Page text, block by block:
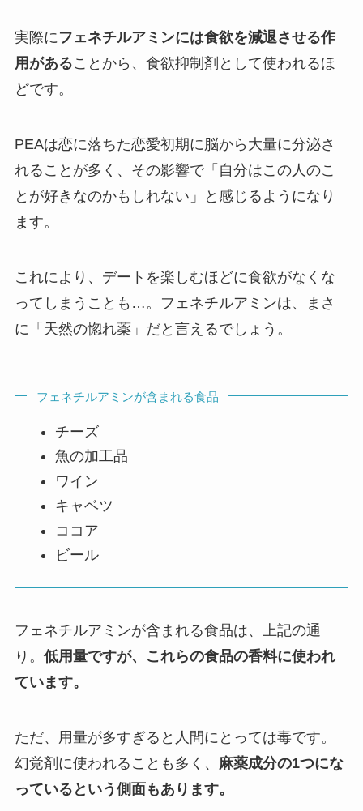
実際にフェネチルアミンには食欲を減退させる作
用があることから、食欲抑制剤として使われるほ
どです。
PEAは恋に落ちた恋愛初期に脳から大量に分泌さ
れることが多く、その影響で「自分はこの人のこ
とが好きなのかもしれない」と感じるようになり
ます。
これにより、デートを楽しむほどに食欲がなくな
ってしまうことも…。フェネチルアミンは、まさ
に「天然の惚れ薬」だと言えるでしょう。
フェネチルアミンが含まれる食品
チーズ
魚の加工品
ワイン
キャベツ
ココア
ビール
フェネチルアミンが含まれる食品は、上記の通
り。 低用量ですが、これらの食品の香料に使われ
ています。
ただ、用量が多すぎると人間にとっては毒です。
幻覚剤に使われることも多く、 麻薬成分の1つにな
っているという側面もあります。